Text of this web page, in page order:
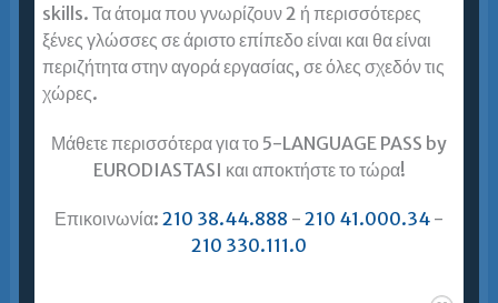
Αγγλικά για Ενήλικες σε Αθήνα και
Προάστια = Ευρωδιάσταση!
Εξειδικευμένο Φροντιστήριο Αγγλικών για
Ενήλικες σε Αθήνα και Προάστια
Πατήσια, Γαλάτσι, Αμπελόκηπους, Ζωγράφου,
Παγκράτι, Ιλίσια, Χολαργό, Περιστέρι, Ίλιον,
Πετρούπολη, Νέο Ηράκλειο, Μαρούσι, Νέα
Φιλαδέλφεια, Μεταμόρφωση, Κουκάκι,…
skills. Τα άτομα που γνωρίζουν 2 ή περισσότερες
ξένες γλώσσες σε άριστο επίπεδο είναι και θα είναι
περιζήτητα στην αγορά εργασίας, σε όλες σχεδόν τις
χώρες.
Μάθετε περισσότερα για το 5-LANGUAGE PASS by
EURODIASTASI και αποκτήστε το τώρα!
Επικοινωνία: 210 38.44.888 - 210 41.000.34 -
210 330.111.0